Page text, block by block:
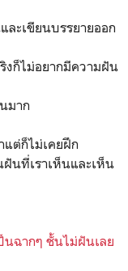
ะเขียนบรรยายออก
ก็ไม่อยากมีความฝัน
มาก
แต่ก็ไม่เคยฝึก
ฝันที่เราเห็นและเห็น
ฉากๆ ชั้นไม่ฝันเลย